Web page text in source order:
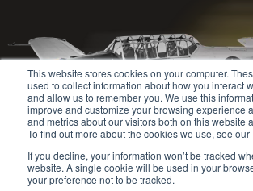
This website stores cookies on your computer.
used to collect information about how you interact
and allow us to remember you. We use this
improve and customize your browsing experience
and metrics about our visitors both on this website
To find out more about the cookies we use, see our
If you decline, your information won’t be tracked
website. A single cookie will be used in your
your preference not to be tracked.
© 2020-2024 Safety Jogger All rights
Site map
Политика